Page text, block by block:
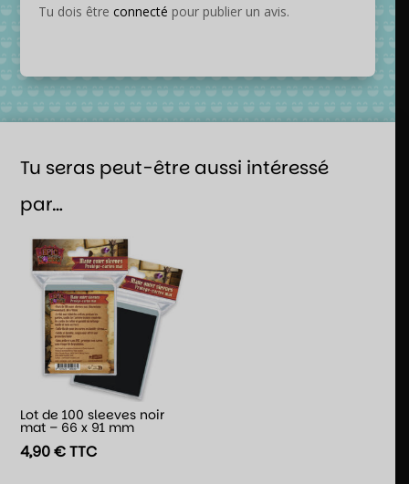
Tu dois être connecté pour publier un avis.
Tu seras peut-être aussi intéressé
par…
Lot de 100 sleeves noir
mat – 66 x 91 mm
4,90€TTC